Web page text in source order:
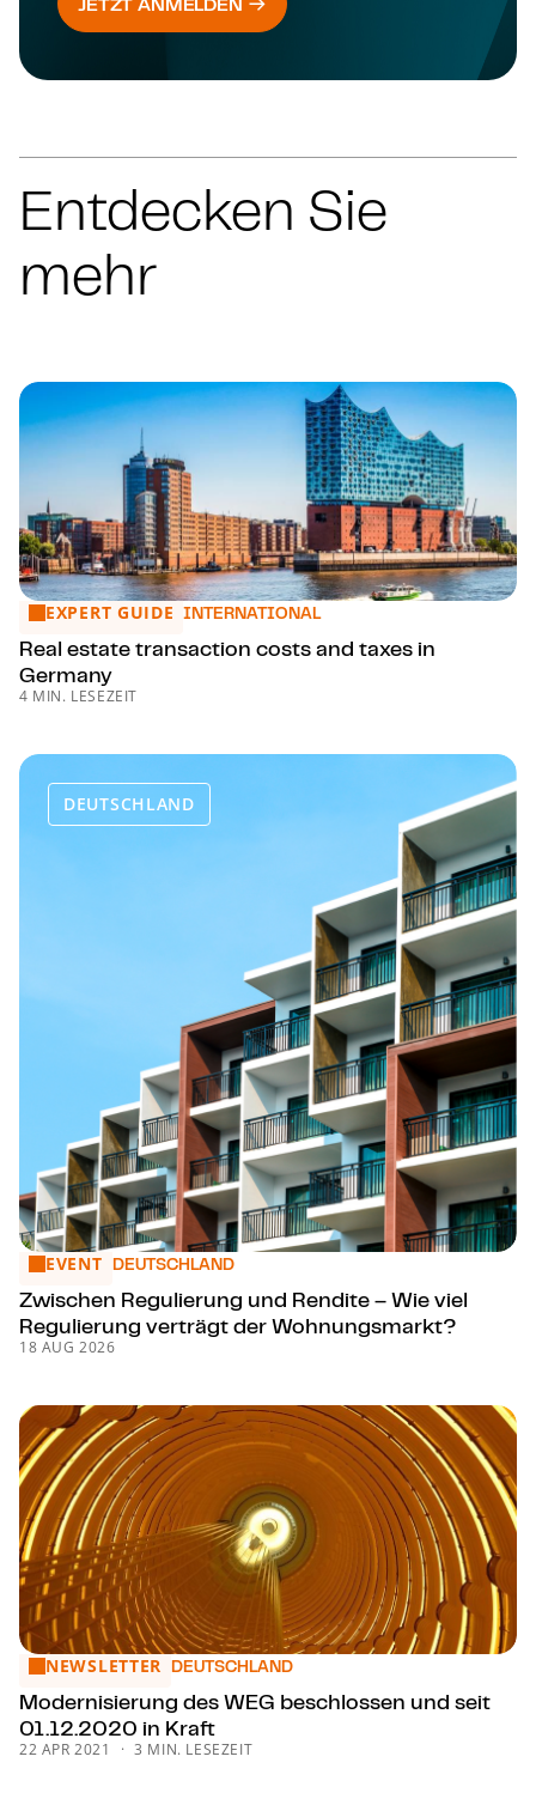
Entdecken Sie
mehr
Real estate transaction costs and taxes in Germany
EXPERT GUIDE INTERNATIONAL
Real estate transaction costs and taxes in
Germany
4 MIN. LESEZEIT
DEUTSCHLAND
Zwischen Regulierung und Rendite – Wie viel
EVENT DEUTSCHLAND
Zwischen Regulierung und Rendite – Wie viel
Regulierung verträgt der Woh­nungs­markt?
18 AUG 2026
Mo­der­ni­sie­rung des WEG beschlossen und seit
NEWSLETTER DEUTSCHLAND
Mo­der­ni­sie­rung des WEG beschlossen und seit
01.12.2020 in Kraft
22 APR 2021 3 MIN. LESEZEIT